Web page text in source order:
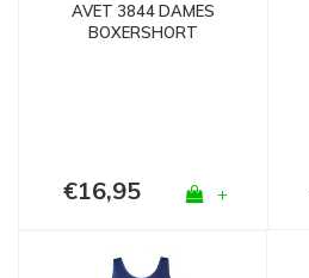
AVET 3844 DAMES
BOXERSHORT
€16,95 +